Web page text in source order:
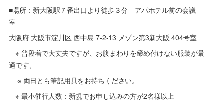
■場所：新大阪駅７番出口より徒歩３分 アパホテル前の会議
室
大阪府 大阪市淀川区 西中島 7-2-13 メゾン第3新大阪 404号室
※ 普段着で大丈夫ですが、お腹まわりを締め付けない服装が最
適です。
※ 両日とも筆記用具をお持ちください。
※ 最小催行人数：新規でお申し込みの方が2名様以上